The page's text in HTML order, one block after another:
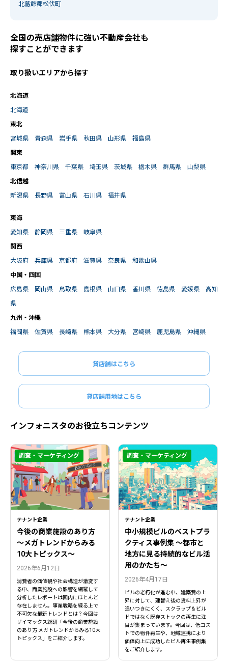
北葛飾郡松伏町
全国の売店舗物件に強い不動産会社も
探すことができます
取り扱いエリアから探す
北海道
北海道
東北
宮城県
青森県 岩手県 秋田県 山形県
福島県
関東
東京都
神奈川県 千葉県 埼玉県 茨城県 栃木県 群馬県
山梨県
北信越
新潟県
長野県 富山県 石川県 福井県
東海
愛知県
静岡県 三重県
岐阜県
関西
大阪府
兵庫県 京都府 滋賀県 奈良県
和歌山県
中国・四国
広島県
岡山県 鳥取県 島根県 山口県 香川県 徳島県 愛媛県
高知
県
九州・沖縄
福岡県
佐賀県 長崎県 熊本県 大分県 宮崎県 鹿児島県 沖縄県
貸店舗はこちら
貸店舗用地はこちら
インフォニスタのお役立ちコンテンツ
テナント企業
今後の商業施設のあり方
〜メガトレンドからみる
10大トピックス〜
2026年6月12日
消費者の価値観や社会構造が激変す
る中、商業施設への影響を網羅して
分析したレポートは国内にほとんど
存在しません。事業戦略を練る上で
不可欠な最新トレンドとは？今回は
ザイマックス総研「今後の商業施設
のあり方 メガトレンドからみる10大
トピックス」をご紹介します。
調査・マーケティング
テナント企業
中小規模ビルのベストプラ
クティス事例集 ～都市と
地方に見る持続的なビル活
用のかたち～
2026年4月17日
ビルの老朽化が進む中、建築費の上
昇に対して、建替え後の賃料上昇が
追いつきにくく、スクラップ＆ビル
ドではなく既存ストックの再生に注
目が集まっています。今回は、低コス
トでの物件再生や、地域連携により
価値向上に成功したビル再生事例集
をご紹介します。
調査・マーケティング